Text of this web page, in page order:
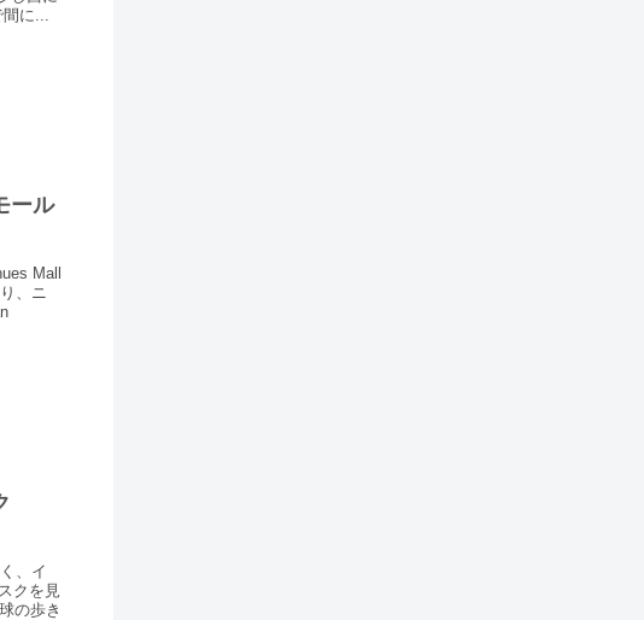
に...
ール
Mall
、ニ
、イ
クを見
の歩き